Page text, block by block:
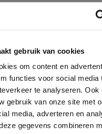
gebruik van cookies
om content en
functies voor social media
te analyseren. Ook
gebruik van onze site met
media, adverteren en
gegevens combineren
E-Mail-Adresse von der
sind Sie sich nicht
die E-Mail-Adresse
Rabatt darauf überweisen
Sie erhalten jetzt einen
einen Platz an einem
Standorte buchen.